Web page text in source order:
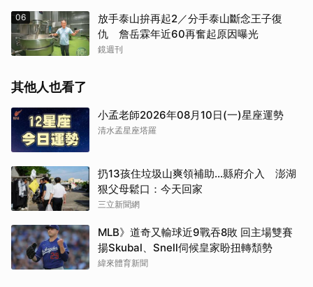
06
放手泰山拚再起2／分手泰山斷念王子復
仇 詹岳霖年近60再奮起原因曝光
鏡週刊
其他人也看了
小孟老師2026年08月10日(一)星座運勢
清水孟星座塔羅
扔13孩住垃圾山爽領補助…縣府介入 澎湖
狠父母鬆口：今天回家
三立新聞網
MLB》道奇又輸球近9戰吞8敗 回主場雙賽
揚Skubal、Snell伺候皇家盼扭轉頹勢
緯來體育新聞